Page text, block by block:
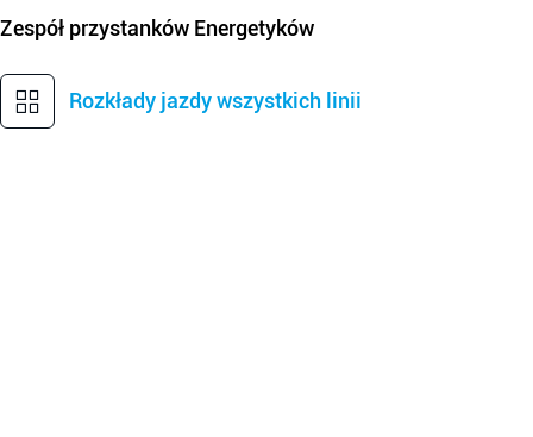
Zespół przystanków Energetyków
Rozkłady jazdy wszystkich linii